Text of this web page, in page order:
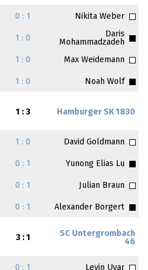
0 : 1 Nikita Weber
1 : 0
Daris
Mohammadzadeh
1 : 0 Max Weidemann
1 : 0 Noah Wolf
1 : 3 Hamburger SK 1830
1 : 0 David Goldmann
0 : 1 Yunong Elias Lu
0 : 1 Julian Braun
0 : 1 Alexander Borgert
3 : 1
SC Untergrombach
46
0 : 1 Levin Uyar